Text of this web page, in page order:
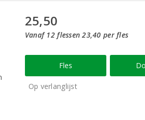
25,50
Vanaf 12 flessen 23,40 per fles
Fles
Op verlanglijst